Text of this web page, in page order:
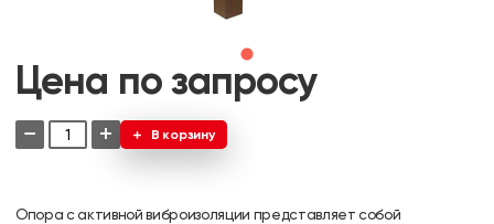
Цена по запросу
− + В корзину
Опора с активной виброизоляции представляет собой